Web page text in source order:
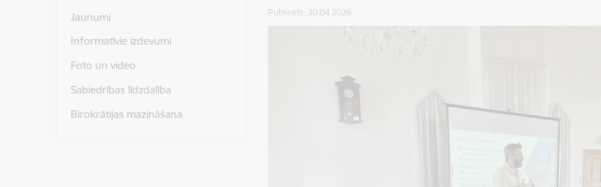
Jaunumi
Informatīvie izdevumi
Foto un video
Sabiedrības līdzdalība
Birokrātijas mazināšana
Publicēts: 30.04.2026.